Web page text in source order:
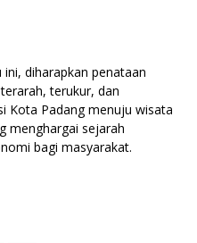
diharapkan penataan
terukur, dan
Kota Padang menuju wisata
menghargai sejarah
bagi masyarakat.